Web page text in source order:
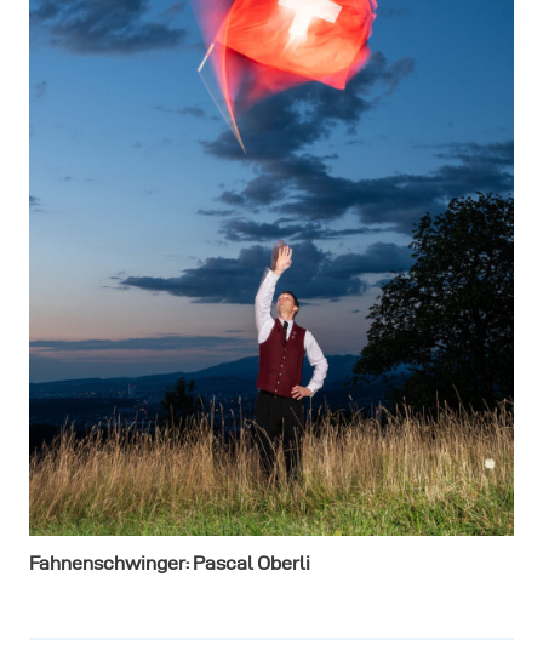
Fahnenschwinger: Pascal Oberli